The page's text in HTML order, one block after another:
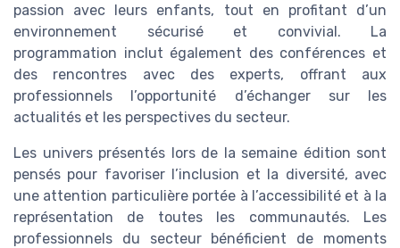
passion avec leurs enfants, tout en profitant d’un
environnement sécurisé et convivial. La
programmation inclut également des conférences et
des rencontres avec des experts, offrant aux
professionnels l’opportunité d’échanger sur les
actualités et les perspectives du secteur.
Les univers présentés lors de la semaine édition sont
pensés pour favoriser l’inclusion et la diversité, avec
une attention particulière portée à l’accessibilité et à la
représentation de toutes les communautés. Les
professionnels du secteur bénéficient de moments